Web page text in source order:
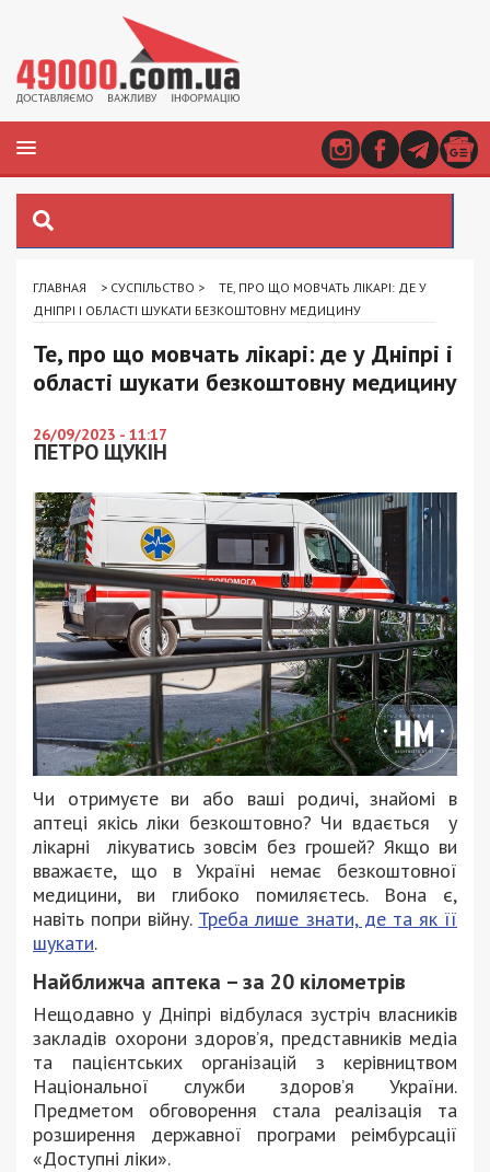
ГЛАВНАЯ > СУСПІЛЬСТВО >
ТЕ, ПРО ЩО МОВЧАТЬ ЛІКАРІ: ДЕ У
ДНІПРІ І ОБЛАСТІ ШУКАТИ БЕЗКОШТОВНУ МЕДИЦИНУ
Те, про що мовчать лікарі: де у Дніпрі і
області шукати безкоштовну медицину
26/09/2023 - 11:17
ПЕТРО ЩУКІН
Чи отримуєте ви або ваші родичі, знайомі в
аптеці якісь ліки безкоштовно? Чи вдається у
лікарні лікуватись зовсім без грошей? Якщо ви
вважаєте, що в Україні немає безкоштовної
медицини, ви глибоко помиляєтесь. Вона є,
навіть попри війну. Треба лише знати, де та як її
шукати.
Найближча аптека – за 20 кілометрів
Нещодавно у Дніпрі відбулася зустріч власників
закладів охорони здоров’я, представників медіа
та пацієнтських організацій з керівництвом
Національної служби здоров’я України.
Предметом обговорення стала реалізація та
розширення державної програми реімбурсації
«Доступні ліки».